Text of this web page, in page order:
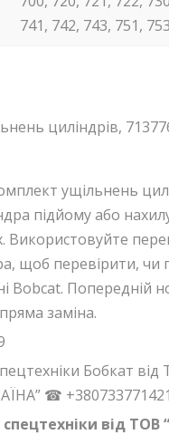
741, 742, 743, 751,
циліндрів,
ущільнень
підйому або
Використовуйте
щоб перевірити, чи
Bobcat. Попередній
заміна.
Бобкат від
☎ +380733771421
від ТОВ